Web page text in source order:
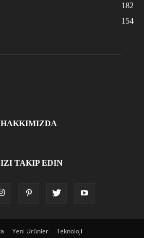
182
154
HAKKIMIZDA
TAKIP EDIN
Yeni Ürünler Teknoloji